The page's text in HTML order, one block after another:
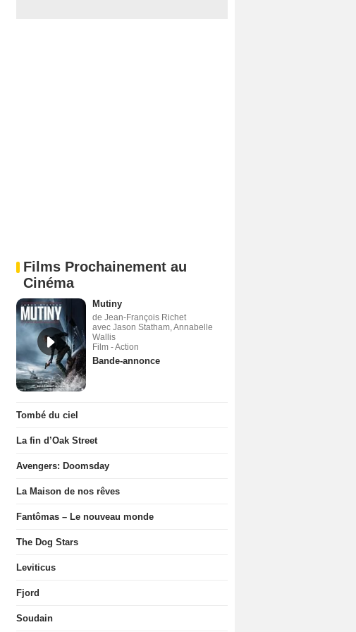
Films Prochainement au
Cinéma
Mutiny
de Jean-François Richet
avec Jason Statham, Annabelle
Wallis
Film - Action
Bande-annonce
Tombé du ciel
La fin d’Oak Street
Avengers: Doomsday
La Maison de nos rêves
Fantômas – Le nouveau monde
The Dog Stars
Leviticus
Fjord
Soudain